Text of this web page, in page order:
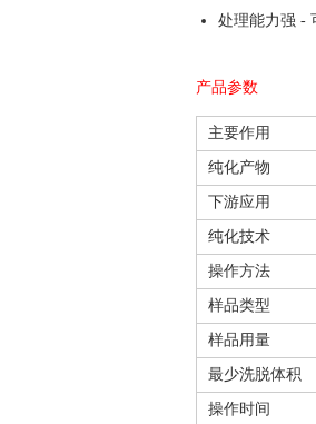
处理能力强 -
产品参数
主要作用
纯化产物
下游应用
纯化技术
操作方法
样品类型
样品用量
最少洗脱体积
操作时间